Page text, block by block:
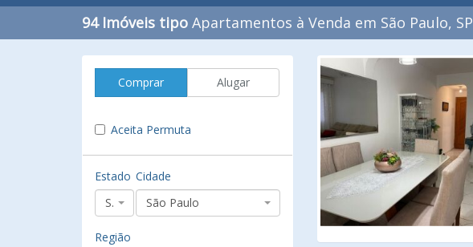
94 Imóveis tipo Apartamentos à Venda em São Paulo, SP
Comprar Alugar
Aceita Permuta
Estado
SP
Cidade
São Paulo
Região